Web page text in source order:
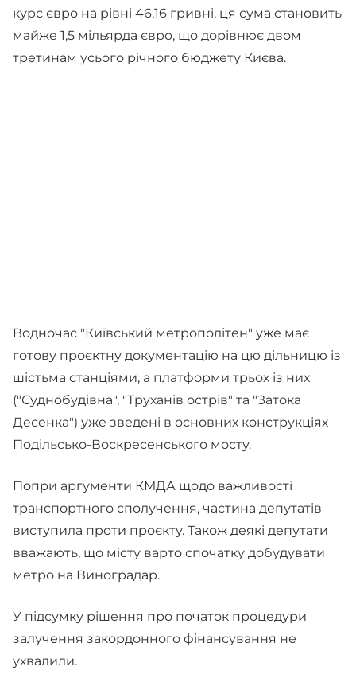
курс євро на рівні 46,16 гривні, ця сума становить
майже 1,5 мільярда євро, що дорівнює двом
третинам усього річного бюджету Києва.
Водночас "Київський метрополітен" уже має
готову проєктну документацію на цю дільницю із
шістьма станціями, а платформи трьох із них
("Суднобудівна", "Труханів острів" та "Затока
Десенка") уже зведені в основних конструкціях
Подільсько-Воскресенського мосту.
Попри аргументи КМДА щодо важливості
транспортного сполучення, частина депутатів
виступила проти проєкту. Також деякі депутати
вважають, що місту варто спочатку добудувати
метро на Виноградар.
У підсумку рішення про початок процедури
залучення закордонного фінансування не
ухвалили.